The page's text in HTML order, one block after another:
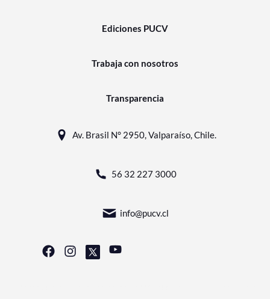
Ediciones PUCV
Trabaja con nosotros
Transparencia
Av. Brasil N° 2950, Valparaíso, Chile.
56 32 227 3000
info@pucv.cl